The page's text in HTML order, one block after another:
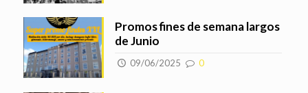
Promos fines de semana largos
de Junio
09/06/2025 0